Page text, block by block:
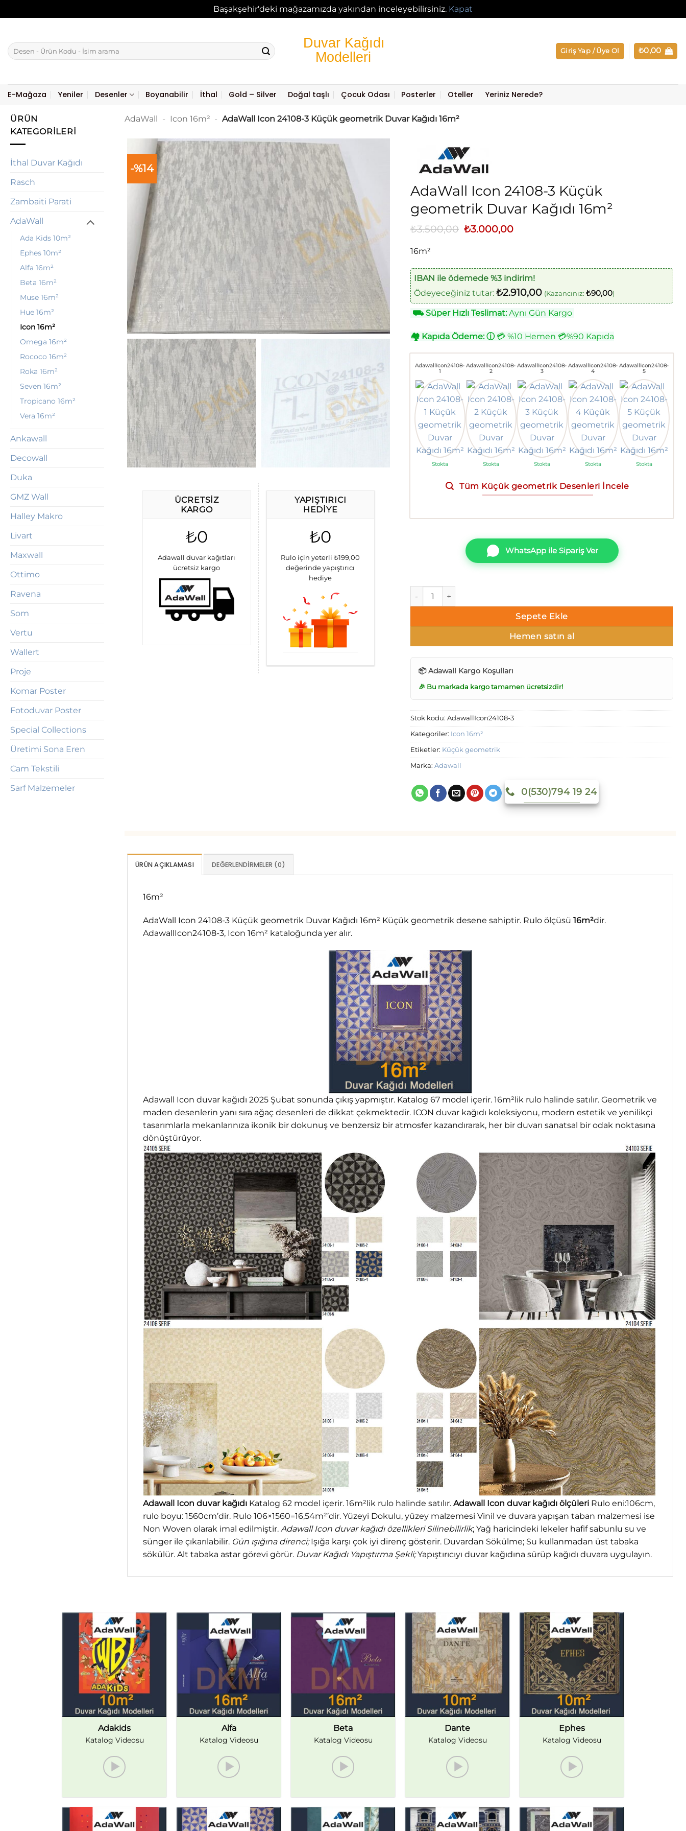
Başakşehir'deki mağazamızda yakından inceleyebilirsiniz. Kapat
Ara:
Giriş Yap / Üye Ol ₺0,00
E-Mağaza Yeniler Desenler Boyanabilir İthal Gold – Silver Doğal taşlı Çocuk Odası Posterler Oteller Yeriniz Nerede?
ÜRÜN
KATEGORILERI
İthal Duvar Kağıdı
Rasch
Zambaiti Parati
AdaWall
Ada Kids 10m²
Ephes 10m²
Alfa 16m²
Beta 16m²
Muse 16m²
Hue 16m²
Icon 16m²
Omega 16m²
Rococo 16m²
Roka 16m²
Seven 16m²
Tropicano 16m²
Vera 16m²
Ankawall
Decowall
Duka
GMZ Wall
Halley Makro
Livart
Maxwall
Ottimo
Ravena
Som
Vertu
Wallert
Proje
Komar Poster
Fotoduvar Poster
Special Collections
Üretimi Sona Eren
Cam Tekstili
Sarf Malzemeler
AdaWall - Icon 16m² - AdaWall Icon 24108-3 Küçük geometrik Duvar Kağıdı 16m²
-%14
ÜCRETSIZ
KARGO
₺0
Adawall duvar kağıtları
ücretsiz kargo
YAPIŞTIRICI
HEDIYE
₺0
Rulo için yeterli ₺199,00
değerinde yapıştırıcı
hediye
AdaWall Icon 24108-3 Küçük
geometrik Duvar Kağıdı 16m²
₺3.500,00 Orijinal
₺3.000,00Şu
16m²
IBAN ile ödemede %3 indirim!
Ödeyeceğiniz tutar: ₺2.910,00 (Kazancınız: ₺90,00)
⛟Süper Hızlı Teslimat:Aynı Gün Kargo
🏘 Kapıda Ödeme: ⓘ💳 %10 Hemen 💳%90 Kapıda
AdawallIcon24108-
1
Stokta
AdawallIcon24108-
2
Stokta
AdawallIcon24108-
3
Stokta
AdawallIcon24108-
4
Stokta
AdawallIcon24108-
5
Stokta
Tüm Küçük geometrik Desenleri İncele
WhatsApp ile Sipariş Ver
AdaWall Icon 24108-3 Küçük geometrik Duvar Kağıdı 16m² adet
Sepete Ekle
Hemen satın al
📦 Adawall Kargo Koşulları
🎉 Bu markada kargo tamamen ücretsizdir!
Stok kodu: AdawallIcon24108-3
Kategoriler: Icon 16m²
Etiketler: Küçük geometrik
Marka: Adawall
0(530)794 19 24
ÜRÜN AÇIKLAMASI DEĞERLENDIRMELER (0)
16m²
AdaWall Icon 24108-3 Küçük geometrik Duvar Kağıdı 16m² Küçük geometrik desene sahiptir. Rulo ölçüsü 16m²dir.
AdawallIcon24108-3, Icon 16m² kataloğunda yer alır.
Adawall Icon duvar kağıdı 2025 Şubat sonunda çıkış yapmıştır. Katalog 67 model içerir. 16m²lik rulo halinde satılır. Geometrik ve
maden desenlerin yanı sıra ağaç desenleri de dikkat çekmektedir. ICON duvar kağıdı koleksiyonu, modern estetik ve yenilikçi
tasarımlarla mekanlarınıza ikonik bir dokunuş ve benzersiz bir atmosfer kazandırarak, her bir duvarı sanatsal bir odak noktasına
dönüştürüyor.
Adawall Icon duvar kağıdı Katalog 62 model içerir. 16m²lik rulo halinde satılır. Adawall Icon duvar kağıdı ölçüleri Rulo eni:106cm,
rulo boyu: 1560cm’dir. Rulo 106×1560=16,54m²’dir. Yüzeyi Dokulu, yüzey malzemesi Vinil ve duvara yapışan taban malzemesi ise
Non Woven olarak imal edilmiştir. Adawall Icon duvar kağıdı özellikleri Silinebilirlik; Yağ haricindeki lekeler hafif sabunlu su ve
sünger ile çıkarılabilir. Gün ışığına direnci;Işığa karşı çok iyi direnç gösterir. Duvardan Sökülme; Su kullanmadan üst tabaka
sökülür. Alt tabaka astar görevi görür. Duvar Kağıdı Yapıştırma Şekli;Yapıştırıcıyı duvar kağıdına sürüp kağıdı duvara uygulayın.
Adakids
Katalog Videosu
Alfa
Katalog Videosu
Beta
Katalog Videosu
Dante
Katalog Videosu
Ephes
Katalog Videosu